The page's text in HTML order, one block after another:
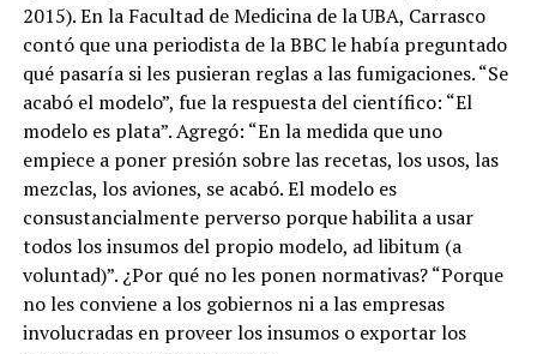
2015). En la Facultad de Medicina de la UBA, Carrasco
contó que una periodista de la BBC le había preguntado
qué pasaría si les pusieran reglas a las fumigaciones. “Se
acabó el modelo”, fue la respuesta del científico: “El
modelo es plata”. Agregó: “En la medida que uno
empiece a poner presión sobre las recetas, los usos, las
mezclas, los aviones, se acabó. El modelo es
consustancialmente perverso porque habilita a usar
todos los insumos del propio modelo, ad libitum (a
voluntad)”. ¿Por qué no les ponen normativas? “Porque
no les conviene a los gobiernos ni a las empresas
involucradas en proveer los insumos o exportar los